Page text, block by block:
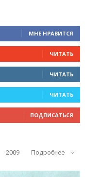
МНЕ НРАВИТСЯ
ЧИТАТЬ
ЧИТАТЬ
ЧИТАТЬ
ПОДПИСАТЬСЯ
2009 Подробнее